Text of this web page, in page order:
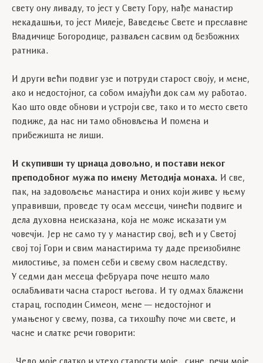
свету ону ливаду, то јест у Свету Гору, нађе манастир
некадашњи, то јест Милеје, Ваведење Свете и преславне
Владичице Богородице, разваљен сасвим од безбожних
ратника.
И други већи подвиг узе и потруди старост своју, и мене,
ако и недостојног, са собом имајући док сам му работао.
Као што овде обнови и устроји све, тако и то место свето
подиже, да нас ни тамо обновљења И помена и
прибежишта не лиши.
И скупивши ту црнаца довољно, и постави неког
преподобног мужа по имену Методија монаха. И све,
пак, на задовољење манастира и оних који живе у њему
управивши, проведе ту осам месеци, чинећи подвиге и
дела духовна неисказана, која не може исказати ум
човечји. Јер не само ту у манастир свој, већ и у Светој
свој тој Гори и свим манастирима ту даде преизобилне
милостиње, за помен себи и свему свом наследству.
У седми дан месеца фебруара поче нешто мало
ослабљивати часна старост његова. И ту одмах блажени
старац, господин Симеон, мене — недостојног и
умањеног у свему, позва, са тихошћу поче ми свете, и
часне и слатке речи говорити: